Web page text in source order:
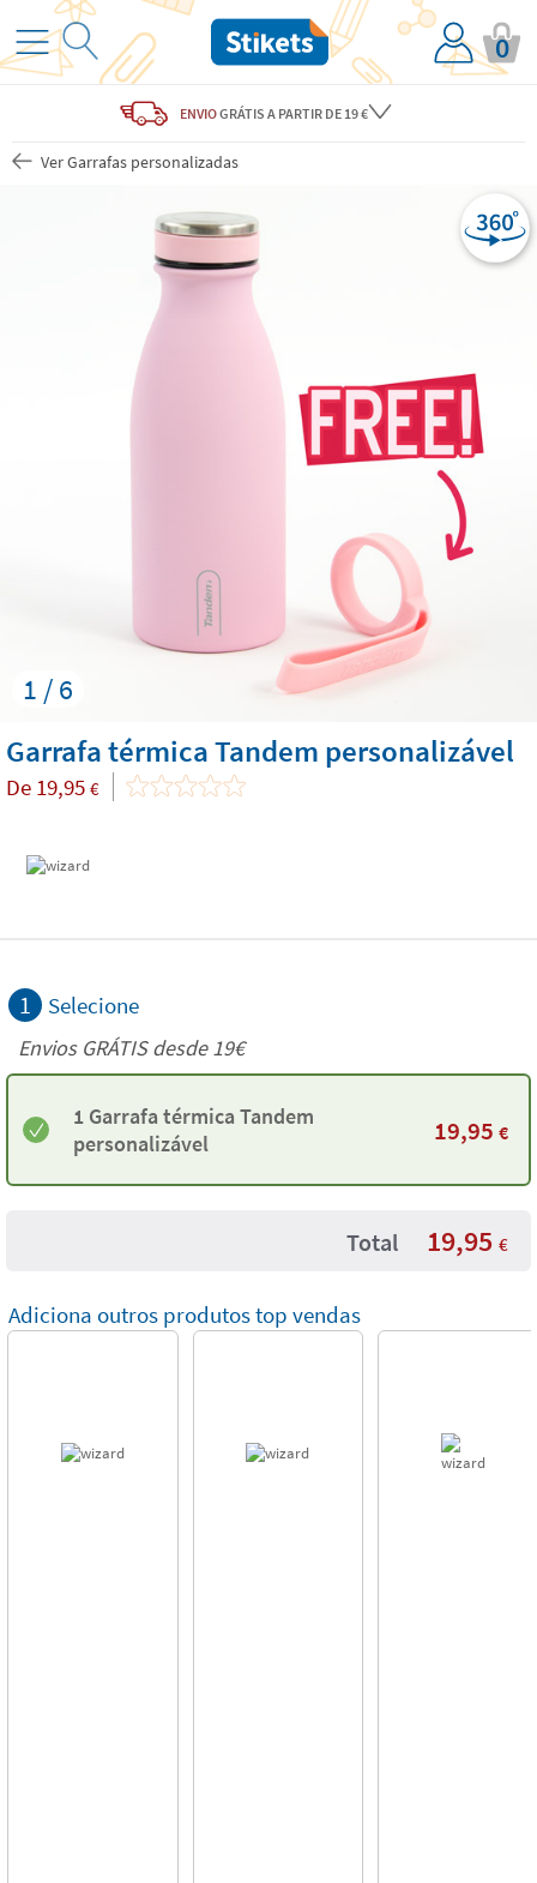
0
ENVIOGRÁTIS A PARTIR DE 19 €
Ver Garrafas personalizadas
1 / 6
Garrafa térmica Tandem personalizável
De 19,95 €
1 Selecione
Envios GRÁTIS desde 19€
1 Garrafa térmica Tandem
personalizável
19,95 €
Total 19,95 €
Adiciona outros produtos top vendas